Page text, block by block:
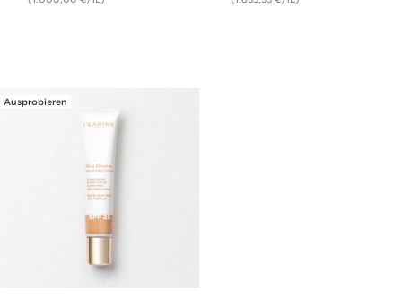
Ausprobieren